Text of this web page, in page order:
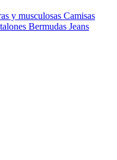
y musculosas Camisas
Bermudas Jeans